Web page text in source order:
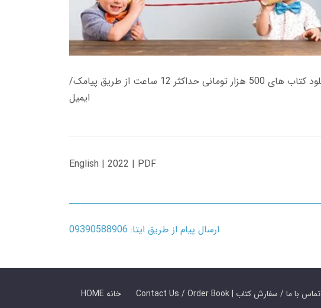
زمان تحویل کتاب های 600 هزار تومانی دانلود فوری از حساب کاربری می باشد، و زمان تحویل لینک دانلود کتاب های 500 هزار تومانی حداکثر 12 ساعت از طریق پیامک/
ایمیل
English | 2022 | PDF
ارسال پیام از طریق ایتا: 09390588906
HOME خانه Contact Us / Order Book | تماس با ما / سفارش کتاب